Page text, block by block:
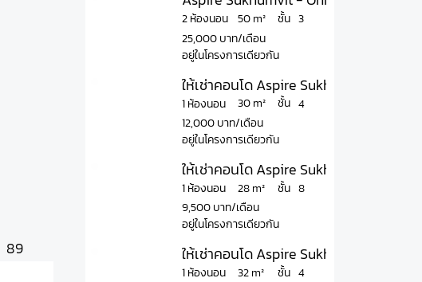
89
2 ห้องนอน
25,000 บาท/เดือน
ชั้น
50 m² 3
อยู่ในโครงการเดียวกัน
ให้เช่าคอนโด Aspire Sukhumvit -
1 ห้องนอน
12,000 บาท/เดือน
ชั้น
30 m² 4
อยู่ในโครงการเดียวกัน
ให้เช่าคอนโด Aspire Sukhumvit –
1 ห้องนอน
9,500 บาท/เดือน
ชั้น
28 m² 8
อยู่ในโครงการเดียวกัน
ให้เช่าคอนโด Aspire Sukhumvit -
1 ห้องนอน
ชั้น
32 m² 4